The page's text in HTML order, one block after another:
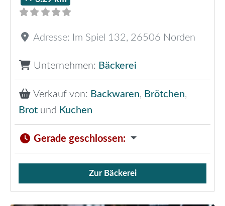
Adresse: Im Spiel 132, 26506 Norden
Unternehmen: Bäckerei
Verkauf von: Backwaren, Brötchen,
Brot und Kuchen
Gerade geschlossen:
Verkauf von Brötchen,
Zur Bäckerei